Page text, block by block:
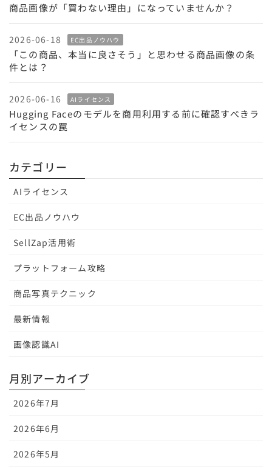
商品画像が「買わない理由」になっていませんか？
2026-06-18 EC出品ノウハウ
「この商品、本当に良さそう」と思わせる商品画像の条
件とは？
2026-06-16 AIライセンス
Hugging Faceのモデルを商用利用する前に確認すべきラ
イセンスの罠
カテゴリー
AIライセンス
EC出品ノウハウ
SellZap活用術
プラットフォーム攻略
商品写真テクニック
最新情報
画像認識AI
月別アーカイブ
2026年7月
2026年6月
2026年5月